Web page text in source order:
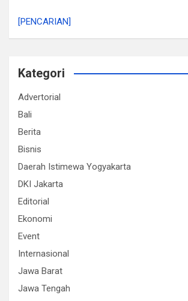
[PENCARIAN]
Kategori
Advertorial
Bali
Berita
Bisnis
Daerah Istimewa Yogyakarta
DKI Jakarta
Editorial
Ekonomi
Event
Internasional
Jawa Barat
Jawa Tengah